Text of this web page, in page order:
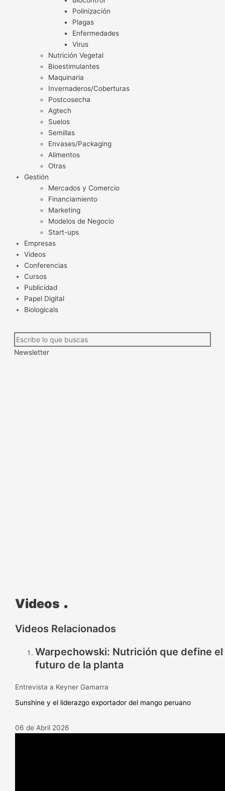
Polinización
Plagas
Enfermedades
Virus
Nutrición Vegetal
Bioestimulantes
Maquinaria
Invernaderos/Coberturas
Postcosecha
Agtech
Suelos
Semillas
Envases/Packaging
Alimentos
Otras
Gestión
Mercados y Comercio
Financiamiento
Marketing
Modelos de Negocio
Start-ups
Empresas
Videos
Conferencias
Cursos
Publicidad
Papel Digital
Biologicals
Newsletter
Videos .
Videos Relacionados
Warpechowski: Nutrición que define el
futuro de la planta
Entrevista a Keyner Gamarra
Sunshine y el liderazgo exportador del mango peruano
06 de Abril 2026